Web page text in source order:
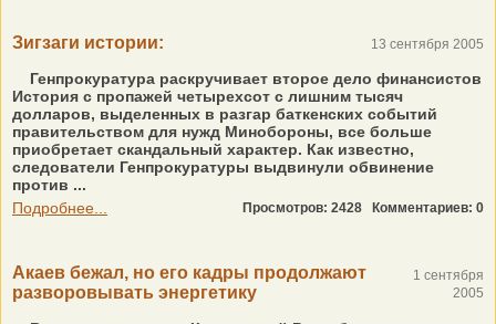
Зигзаги истории: 13 сентября 2005
Генпрокуратура раскручивает второе дело финансистов
История с пропажей четырехсот с лишним тысяч
долларов, выделенных в разгар баткенских событий
правительством для нужд Минобороны, все больше
приобретает скандальный характер. Как известно,
следователи Генпрокуратуры выдвинули обвинение
против ...
Подробнее...
Просмотров: 2428 Комментариев: 0
Акаев бежал, но его кадры продолжают
разворовывать энергетику
1 сентября
2005